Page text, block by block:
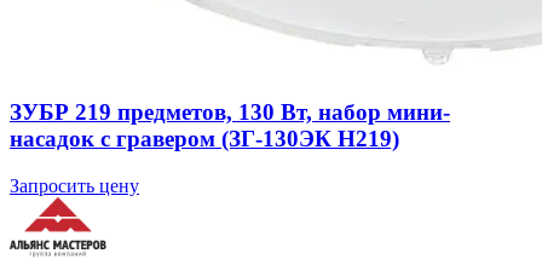
ЗУБР 219 предметов, 130 Вт, набор мини-
насадок с гравером (ЗГ-130ЭК H219)
Запросить цену